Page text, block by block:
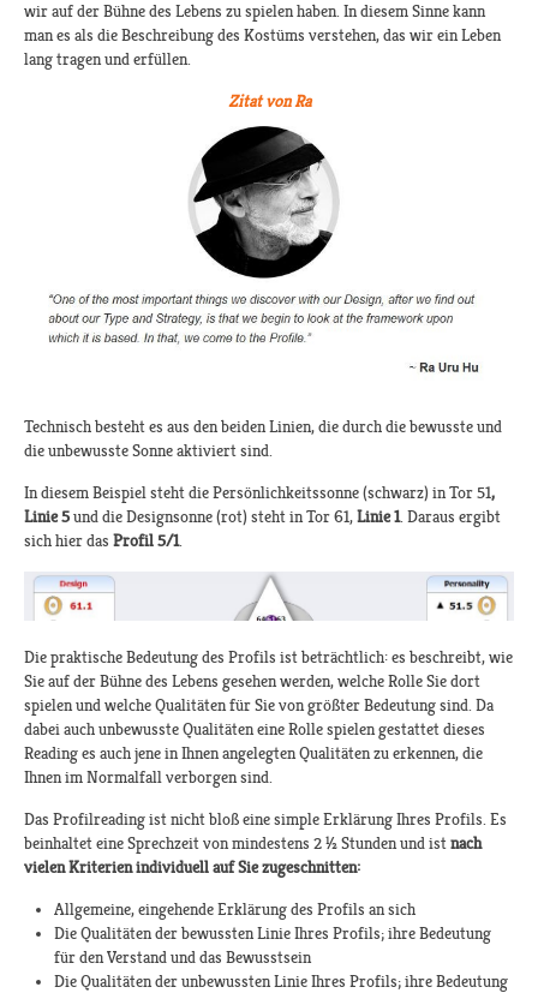
wir auf der Bühne des Lebens zu spielen haben. In diesem Sinne kann
man es als die Beschreibung des Kostüms verstehen, das wir ein Leben
lang tragen und erfüllen.
Zitat von Ra
Technisch besteht es aus den beiden Linien, die durch die bewusste und
die unbewusste Sonne aktiviert sind.
In diesem Beispiel steht die Persönlichkeitssonne (schwarz) in Tor 51,
Linie 5und die Designsonne (rot) steht in Tor 61,Linie 1. Daraus ergibt
sich hier das Profil 5/1.
Die praktische Bedeutung des Profils ist beträchtlich: es beschreibt, wie
Sie auf der Bühne des Lebens gesehen werden, welche Rolle Sie dort
spielen und welche Qualitäten für Sie von größter Bedeutung sind. Da
dabei auch unbewusste Qualitäten eine Rolle spielen gestattet dieses
Reading es auch jene in Ihnen angelegten Qualitäten zu erkennen, die
Ihnen im Normalfall verborgen sind.
Das Profilreading ist nicht bloß eine simple Erklärung Ihres Profils. Es
beinhaltet eine Sprechzeit von mindestens 2 ½ Stunden und istnach
vielen Kriterien individuell auf Sie zugeschnitten:
Allgemeine, eingehende Erklärung des Profils an sich
Die Qualitäten der bewussten Linie Ihres Profils; ihre Bedeutung
für den Verstand und das Bewusstsein
Die Qualitäten der unbewussten Linie Ihres Profils; ihre Bedeutung